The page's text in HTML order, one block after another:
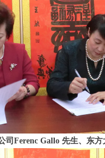
司Ferenc Gallo 先生、东